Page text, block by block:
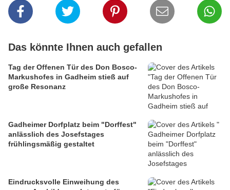
Das könnte Ihnen auch gefallen
Tag der Offenen Tür des Don Bosco-
Markushofes in Gadheim stieß auf
große Resonanz
Gadheimer Dorfplatz beim "Dorffest"
anlässlich des Josefstages
frühlingsmäßig gestaltet
Eindrucksvolle Einweihung des